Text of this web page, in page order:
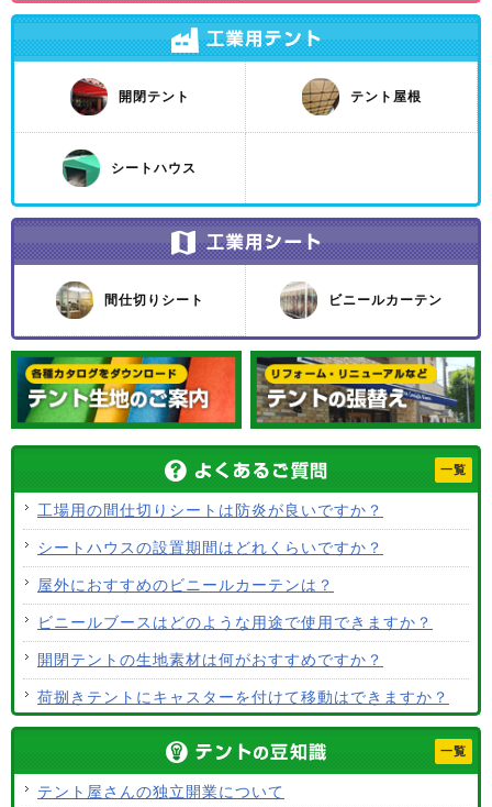
開閉テント テント屋根
シートハウス
間仕切りシート ビニールカーテン
一覧
工場用の間仕切りシートは防炎が良いですか？
シートハウスの設置期間はどれくらいですか？
屋外におすすめのビニールカーテンは？
ビニールブースはどのような用途で使用できますか？
開閉テントの生地素材は何がおすすめですか？
荷捌きテントにキャスターを付けて移動はできますか？
使用するテント生地の違いは？
一覧
テント屋さんの独立開業について